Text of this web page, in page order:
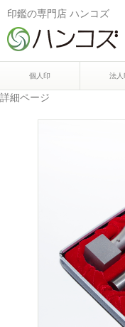
印鑑の専門店 ハンコズ
個人印 法人
詳細ページ